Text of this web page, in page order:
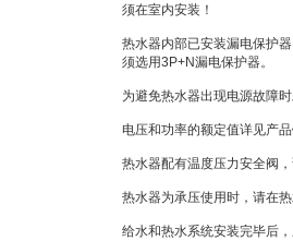
须在室内安装！
热水器内部已安装漏电保护
须选用3P+N漏电保护器。
为避免热水器出现电源故障
电压和功率的额定值详见产
热水器配有温度压力安全阀
热水器为承压使用时，请在
给水和热水系统安装完毕后